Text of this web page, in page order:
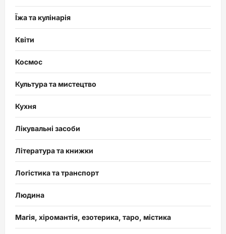
Їжа та кулінарія
Квіти
Космос
Культура та мистецтво
Кухня
Лікувальні засоби
Література та книжки
Логістика та транспорт
Людина
Магія, хіромантія, езотерика, таро, містика